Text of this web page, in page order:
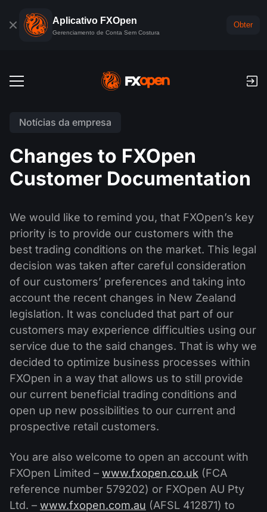
Aplicativo FXOpen
Gerenciamento de Conta Sem Costura
Obter
Conta Forex Demo
Comissões e swaps (rollovers)
Pagamentos
O que é PAMM?
Classificação de contas PAMM
PAMM ECN
Masters e Seguidores
Ferramentas de Negociante
Promoções
Concursos Forex
Forex
Commodities
ETF
Ações
Criptomoedas
Plataformas de negociação
Comparação
FXOpen App para iOS
FXOpen App para Android
VPS
API FIX
Calendário Econômico
Notícias e análises
Calendário de dividendos
Fórum Forex
Centro de ajuda
O que é negociação de CFDs?
O que é negociação ECN?
O que é um corretor Forex?
Notícias da empresa
Por que nós?
História
Contate-nos
Notícias da empresa
Changes to FXOpen
Customer Documentation
We would like to remind you, that FXOpen’s key
priority is to provide our customers with the
best trading conditions on the market. This legal
decision was taken after careful consideration
of our customers’ preferences and taking into
account the recent changes in New Zealand
legislation. It was concluded that part of our
customers may experience difficulties using our
service due to the said changes. That is why we
decided to optimize business processes within
FXOpen in a way that allows us to still provide
our current beneficial trading conditions and
open up new possibilities to our current and
prospective retail customers.
You are also welcome to open an account with
FXOpen Limited – www.fxopen.co.uk (FCA
reference number 579202) or FXOpen AU Pty
Ltd. – www.fxopen.com.au (AFSL 412871) to